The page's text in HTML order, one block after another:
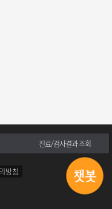
진료/검사결과 조회
방침